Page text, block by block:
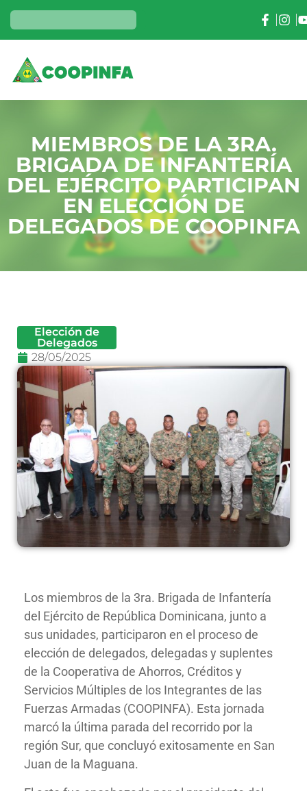
MIEMBROS DE LA 3RA.
BRIGADA DE INFANTERÍA
DEL EJÉRCITO PARTICIPAN
EN ELECCIÓN DE
DELEGADOS DE COOPINFA
Elección de
Delegados
28/05/2025
Los miembros de la 3ra. Brigada de Infantería
del Ejército de República Dominicana, junto a
sus unidades, participaron en el proceso de
elección de delegados, delegadas y suplentes
de la Cooperativa de Ahorros, Créditos y
Servicios Múltiples de los Integrantes de las
Fuerzas Armadas (COOPINFA). Esta jornada
marcó la última parada del recorrido por la
región Sur, que concluyó exitosamente en San
Juan de la Maguana.